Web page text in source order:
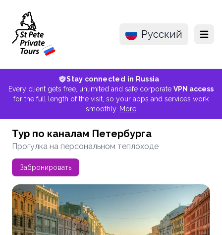
Русский Menu
Stay connected in Russia
Every client gets free, unlimited and safe corporate VPN access
for the full length of the visit, so your apps and services work
smoothly. More
Тур по каналам Петербурга
Прогулка на персональном теплоходе
Забронировать